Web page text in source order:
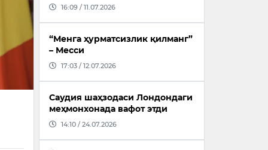
16:09 / 11.07.2026
“Менга ҳурматсизлик қилманг”
– Месси
17:03 / 12.07.2026
Саудия шаҳзодаси Лондондаги
меҳмонхонада вафот этди
14:10 / 24.07.2026